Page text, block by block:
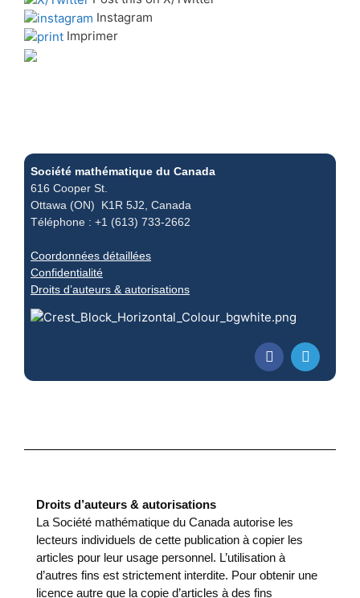
Instagram
Imprimer
Société mathématique du Canada
616 Cooper St.
Ottawa (ON) K1R 5J2, Canada
Téléphone : +1 (613) 733-2662
Coordonnées détaillées
Confidentialité
Droits d’auteurs & autorisations
Droits d’auteurs & autorisations
La Société mathématique du Canada autorise les
lecteurs individuels de cette publication à copier les
articles pour leur usage personnel. L’utilisation à
d’autres fins est strictement interdite. Pour obtenir une
licence autre que la copie d’articles à des fins